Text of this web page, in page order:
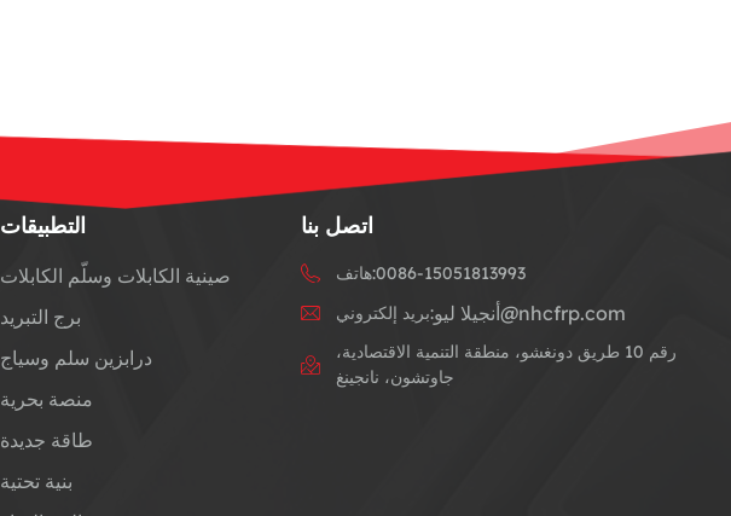
التطبيقات
صينية الكابلات وسلّم الكابلات
برج التبريد
درابزين سلم وسياج
منصة بحرية
طاقة جديدة
بنية تحتية
اتصل بنا
هاتف:0086-15051813993
بريد إلكتروني:
أنجيلا ليو@nhcfrp.com
رقم 10 طريق دونغشو، منطقة التنمية الاقتصادية،
جاوتشون، نانجينغ